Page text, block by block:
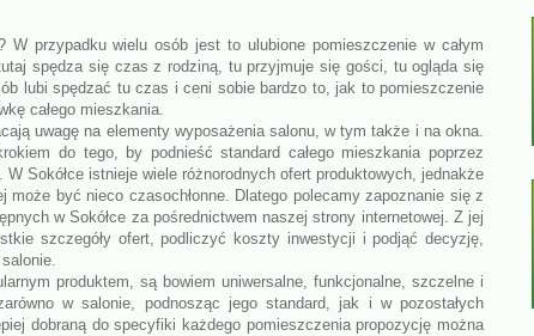
przypadku wielu osób jest to ulubione pomieszczenie w całym
spędza się czas z rodziną, tu przyjmuje się gości, tu ogląda się
lubi spędzać tu czas i ceni sobie bardzo to, jak to pomieszczenie
całego mieszkania.
uwagę na elementy wyposażenia salonu, w tym także i na okna.
do tego, by podnieść standard całego mieszkania poprzez
Sokółce istnieje wiele różnorodnych ofert produktowych, jednakże
może być nieco czasochłonne. Dlatego polecamy zapoznanie się z
w Sokółce za pośrednictwem naszej strony internetowej. Z jej
szczegóły ofert, podliczyć koszty inwestycji i podjąć decyzję,
produktem, są bowiem uniwersalne, funkcjonalne, szczelne i
w salonie, podnosząc jego standard, jak i w pozostałych
dobraną do specyfiki każdego pomieszczenia propozycję można